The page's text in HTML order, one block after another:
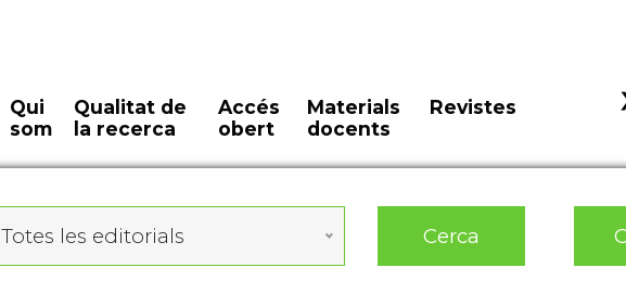
Qui
som
Qualitat de
la recerca
Accés
obert
Materials
docents
Revistes
Totes les editorials Cerca